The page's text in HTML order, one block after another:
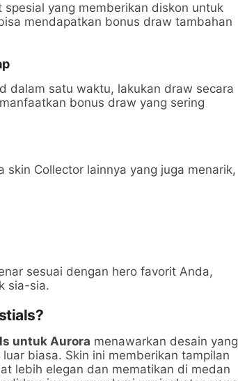
yang memberikan diskon untuk
mendapatkan bonus draw tambahan
dalam satu waktu, lakukan draw secara
bonus draw yang sering
Collector lainnya yang juga menarik,
sesuai dengan hero favorit Anda,
sia-sia.
untuk Aurora menawarkan desain yang
biasa. Skin ini memberikan tampilan
lebih elegan dan mematikan di medan